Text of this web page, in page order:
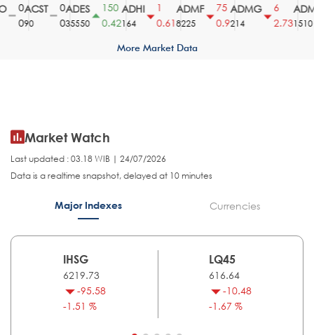
ACST
90
ADES
35550
150
0.42
ADHI
164
0.61
ADMF
8225
75
0.9
ADMG
214
2.73
ADMR
1510
More Market Data
Market Watch
Last updated : 03.18 WIB | 24/07/2026
Data is a realtime snapshot, delayed at 10 minutes
Major Indexes Currencies
IHSG
6219.73
-95.58
-1.51 %
LQ45
616.64
-10.48
-1.67 %